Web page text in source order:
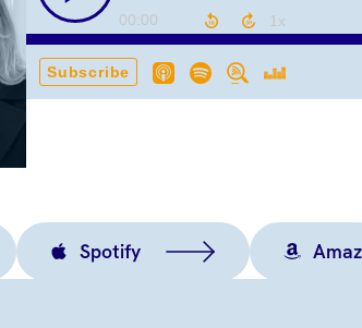
Spotify